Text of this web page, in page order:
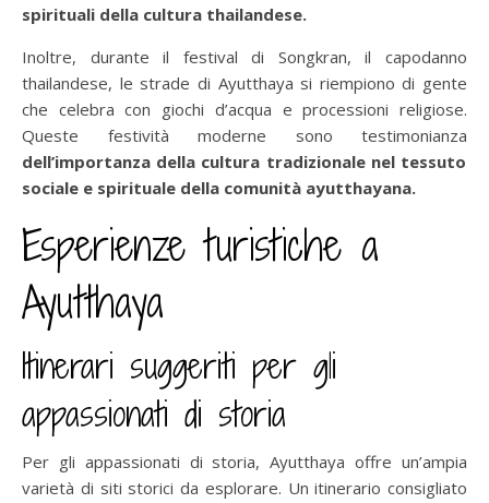
spirituali della cultura thailandese.
Inoltre, durante il festival di Songkran, il capodanno
thailandese, le strade di Ayutthaya si riempiono di gente
che celebra con giochi d’acqua e processioni religiose.
Queste festività moderne sono testimonianza
dell’importanza della cultura tradizionale nel tessuto
sociale e spirituale della comunità ayutthayana.
Esperienze turistiche a
Ayutthaya
Itinerari suggeriti per gli
appassionati di storia
Per gli appassionati di storia, Ayutthaya offre un’ampia
varietà di siti storici da esplorare. Un itinerario consigliato